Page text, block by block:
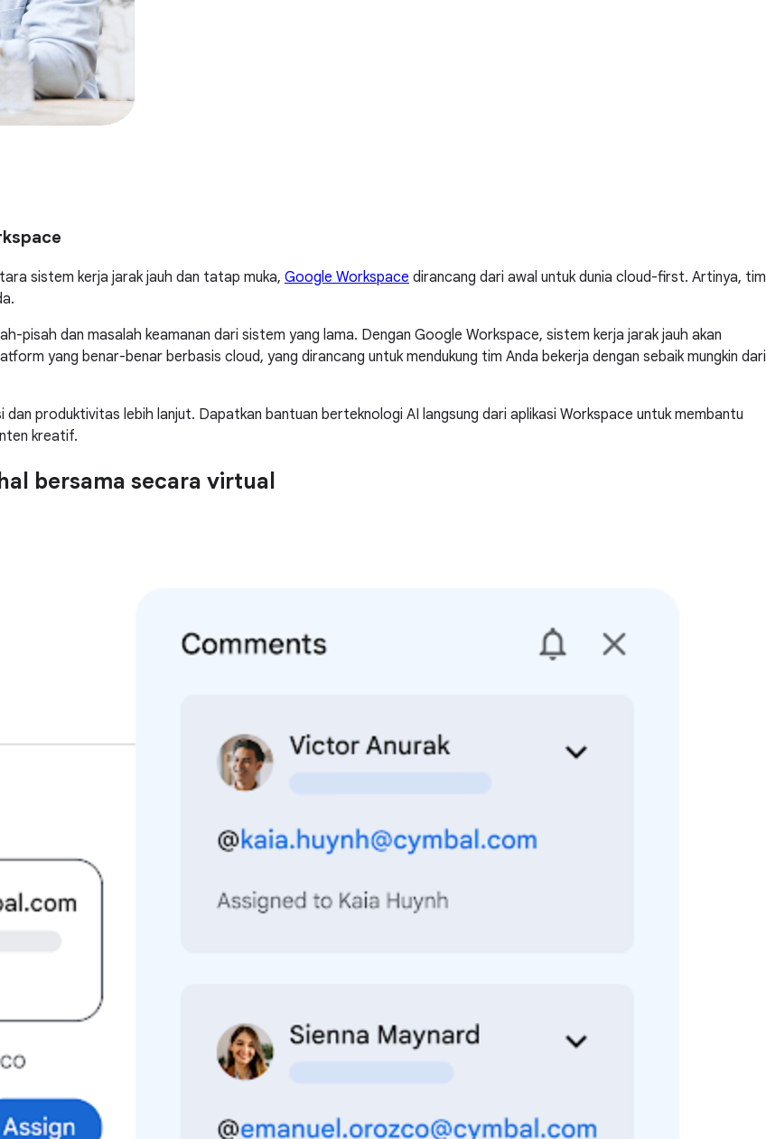
sistem kerja jarak jauh dan tatap muka, Google Workspace dirancang dari awal untuk dunia cloud-first. Artinya, tim
pisah dan masalah keamanan dari sistem yang lama. Dengan Google Workspace, sistem kerja jarak jauh akan
yang benar-benar berbasis cloud, yang dirancang untuk mendukung tim Anda bekerja dengan sebaik mungkin dari
produktivitas lebih lanjut. Dapatkan bantuan berteknologi AI langsung dari aplikasi Workspace untuk membantu
kreatif.
bersama secara virtual